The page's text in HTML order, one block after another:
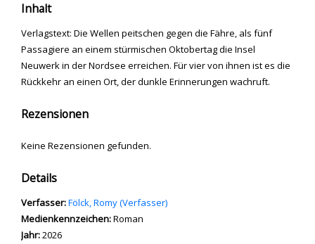
Inhalt
Verlagstext: Die Wellen peitschen gegen die Fähre, als fünf
Passagiere an einem stürmischen Oktobertag die Insel
Neuwerk in der Nordsee erreichen. Für vier von ihnen ist es die
Rückkehr an einen Ort, der dunkle Erinnerungen wachruft.
Rezensionen
Keine Rezensionen gefunden.
Details
Verfasser:Suche nach diesem Verfasser
Fölck, Romy (Verfasser)
Medienkennzeichen:Roman
Jahr:2026